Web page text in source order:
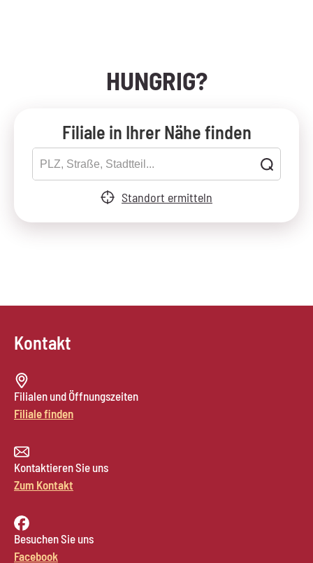
HUNGRIG?
Filiale in Ihrer Nähe finden
Standort ermitteln
Kontakt
Filialen und Öffnungszeiten
Filiale finden
Kontaktieren Sie uns
Zum Kontakt
Besuchen Sie uns
Facebook